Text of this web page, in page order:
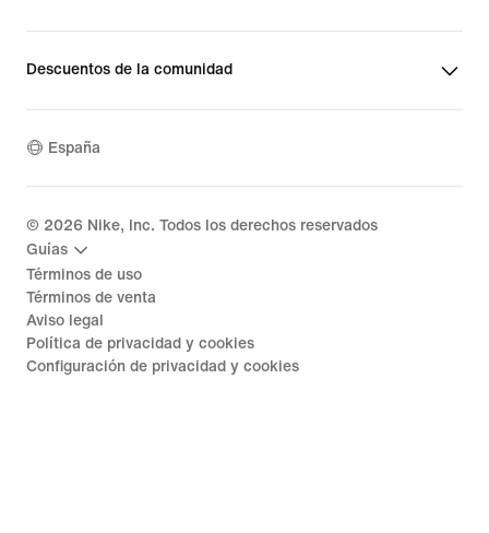
Descuentos de la comunidad
España
© 2026 Nike, Inc. Todos los derechos reservados
Guías
Términos de uso
Términos de venta
Aviso legal
Política de privacidad y cookies
Configuración de privacidad y cookies